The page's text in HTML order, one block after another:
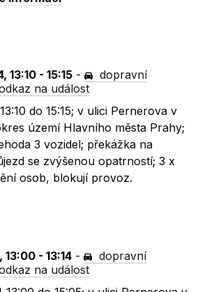
13:10 - 15:15 -
dopravní
na událost
do 15:15; v ulici Pernerova v
území Hlavního města Prahy;
3 vozidel; překážka na
se zvýšenou opatrností; 3 x
osob, blokují provoz.
- 13:14 -
dopravní
na událost